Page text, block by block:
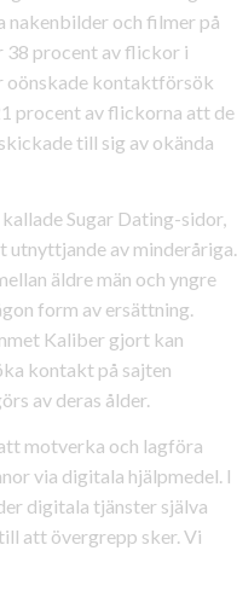
nakenbilder och filmer på
38 procent av flickor i
oönskade kontaktförsök
procent av flickorna att de
till sig av okända
Sugar Dating-sidor,
av minderåriga.
äldre män och yngre
form av ersättning.
Kaliber gjort kan
kontakt på sajten
av deras ålder.
motverka och lagföra
via digitala hjälpmedel. I
digitala tjänster själva
att övergrepp sker. Vi